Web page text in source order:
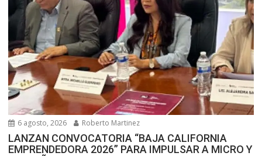
6 agosto, 2026 Roberto Martinez
LANZAN CONVOCATORIA “BAJA CALIFORNIA
EMPRENDEDORA 2026” PARA IMPULSAR A MICRO Y